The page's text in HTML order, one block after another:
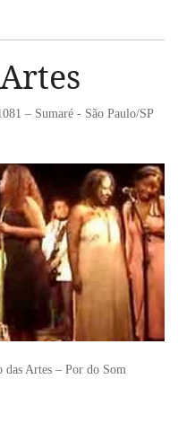
– Sumaré - São Paulo/SP
Artes – Por do Som